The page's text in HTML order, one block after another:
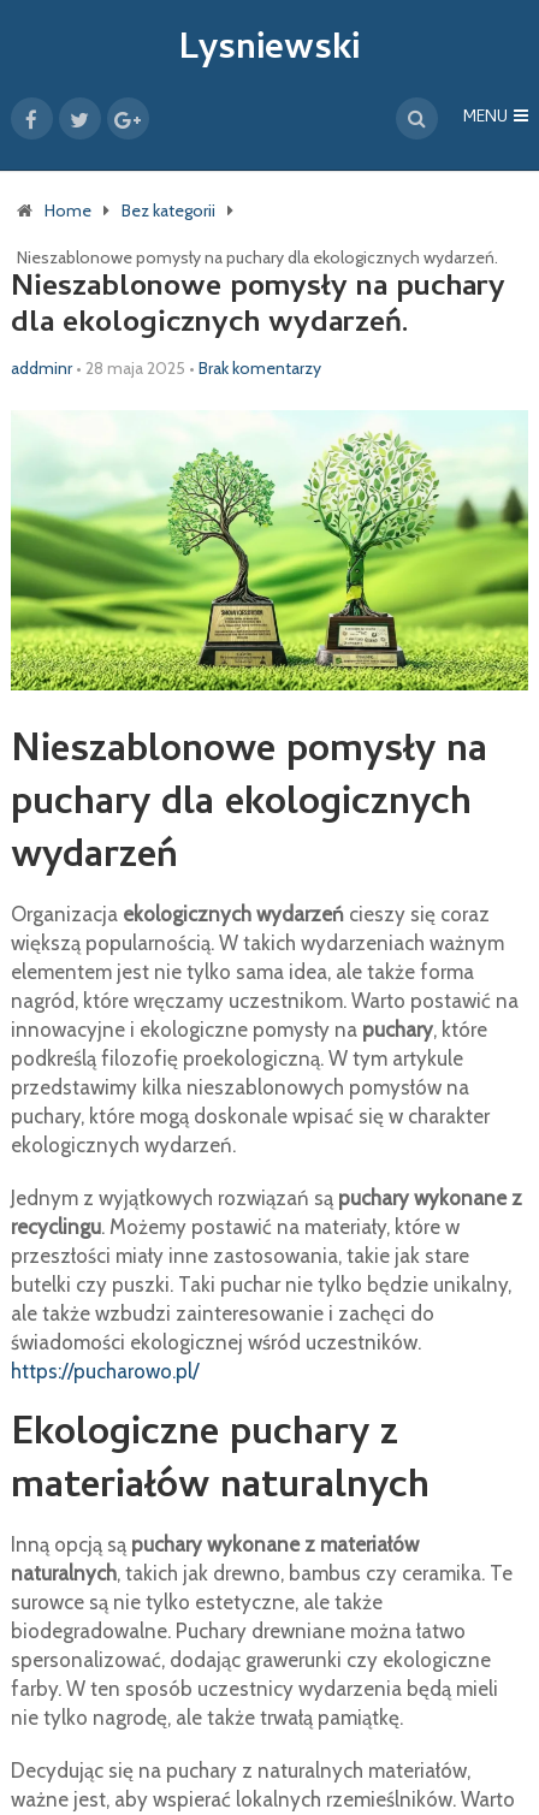
Lysniewski
MENU
Home Bez kategorii
Nieszablonowe pomysły na puchary dla ekologicznych wydarzeń.
Nieszablonowe pomysły na puchary
dla ekologicznych wydarzeń.
addminr • 28 maja 2025 • Brak komentarzy
Nieszablonowe pomysły na
puchary dla ekologicznych
wydarzeń
Organizacja ekologicznych wydarzeńcieszy się coraz
większą popularnością. W takich wydarzeniach ważnym
elementem jest nie tylko sama idea, ale także forma
nagród, które wręczamy uczestnikom. Warto postawić na
innowacyjne i ekologiczne pomysły na puchary, które
podkreślą filozofię proekologiczną. W tym artykule
przedstawimy kilka nieszablonowych pomysłów na
puchary, które mogą doskonale wpisać się w charakter
ekologicznych wydarzeń.
Jednym z wyjątkowych rozwiązań są puchary wykonane z
recyclingu. Możemy postawić na materiały, które w
przeszłości miały inne zastosowania, takie jak stare
butelki czy puszki. Taki puchar nie tylko będzie unikalny,
ale także wzbudzi zainteresowanie i zachęci do
świadomości ekologicznej wśród uczestników.
https://pucharowo.pl/
Ekologiczne puchary z
materiałów naturalnych
Inną opcją są puchary wykonane z materiałów
naturalnych, takich jak drewno, bambus czy ceramika. Te
surowce są nie tylko estetyczne, ale także
biodegradowalne. Puchary drewniane można łatwo
spersonalizować, dodając grawerunki czy ekologiczne
farby. W ten sposób uczestnicy wydarzenia będą mieli
nie tylko nagrodę, ale także trwałą pamiątkę.
Decydując się na puchary z naturalnych materiałów,
ważne jest, aby wspierać lokalnych rzemieślników. Warto